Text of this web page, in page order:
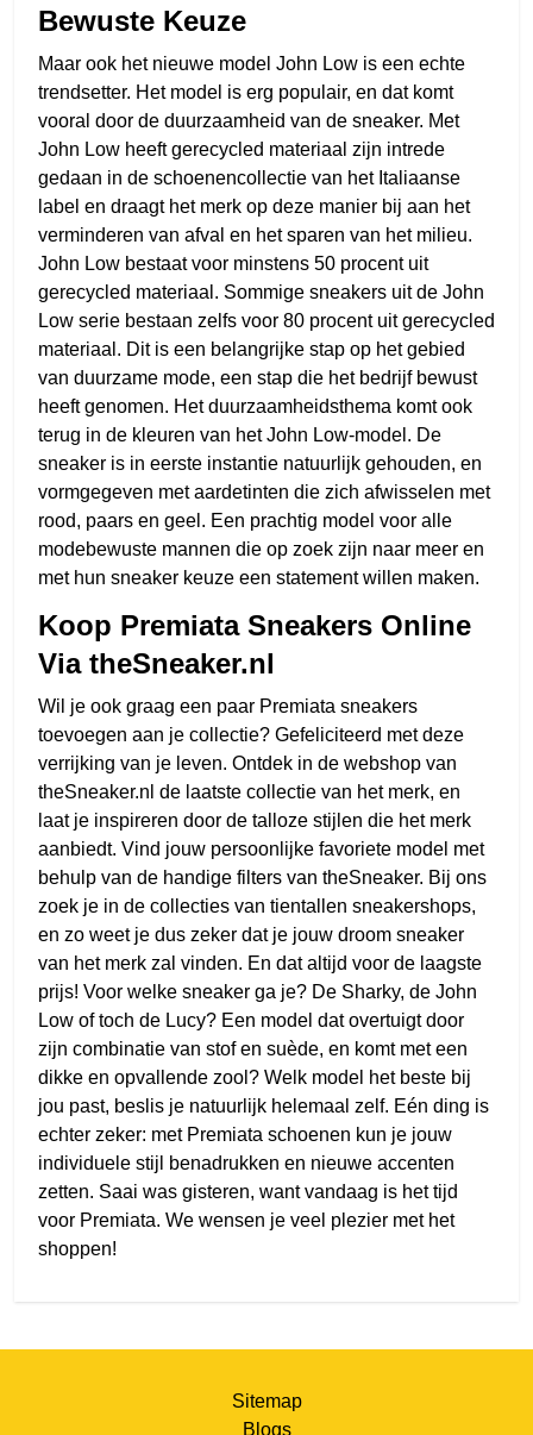
Bewuste Keuze
Maar ook het nieuwe model John Low is een echte
trendsetter. Het model is erg populair, en dat komt
vooral door de duurzaamheid van de sneaker. Met
John Low heeft gerecycled materiaal zijn intrede
gedaan in de schoenencollectie van het Italiaanse
label en draagt het merk op deze manier bij aan het
verminderen van afval en het sparen van het milieu.
John Low bestaat voor minstens 50 procent uit
gerecycled materiaal. Sommige sneakers uit de John
Low serie bestaan zelfs voor 80 procent uit gerecycled
materiaal. Dit is een belangrijke stap op het gebied
van duurzame mode, een stap die het bedrijf bewust
heeft genomen. Het duurzaamheidsthema komt ook
terug in de kleuren van het John Low-model. De
sneaker is in eerste instantie natuurlijk gehouden, en
vormgegeven met aardetinten die zich afwisselen met
rood, paars en geel. Een prachtig model voor alle
modebewuste mannen die op zoek zijn naar meer en
met hun sneaker keuze een statement willen maken.
Koop Premiata Sneakers Online
Via theSneaker.nl
Wil je ook graag een paar Premiata sneakers
toevoegen aan je collectie? Gefeliciteerd met deze
verrijking van je leven. Ontdek in de webshop van
theSneaker.nl de laatste collectie van het merk, en
laat je inspireren door de talloze stijlen die het merk
aanbiedt. Vind jouw persoonlijke favoriete model met
behulp van de handige filters van theSneaker. Bij ons
zoek je in de collecties van tientallen sneakershops,
en zo weet je dus zeker dat je jouw droom sneaker
van het merk zal vinden. En dat altijd voor de laagste
prijs! Voor welke sneaker ga je? De Sharky, de John
Low of toch de Lucy? Een model dat overtuigt door
zijn combinatie van stof en suède, en komt met een
dikke en opvallende zool? Welk model het beste bij
jou past, beslis je natuurlijk helemaal zelf. Eén ding is
echter zeker: met Premiata schoenen kun je jouw
individuele stijl benadrukken en nieuwe accenten
zetten. Saai was gisteren, want vandaag is het tijd
voor Premiata. We wensen je veel plezier met het
shoppen!
Sitemap
Blogs